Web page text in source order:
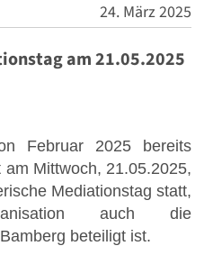
24. März 2025
am 21.05.2025
Februar 2025 bereits
Mittwoch, 21.05.2025,
Mediationstag statt,
auch die
beteiligt ist.